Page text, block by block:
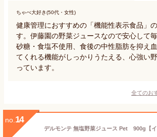
ちゃぺ大好き(50代・女性)
健康管理におすすめの「機能性表示食品」
す。伊藤園の野菜ジュースなので安心して毎
砂糖・食塩不使用、食後の中性脂肪を抑え
てくれる機能がしっかりうたえる、心強い
っています。
全てのお
no. 14
デルモンテ 無塩野菜ジュース Pet 900g【イ